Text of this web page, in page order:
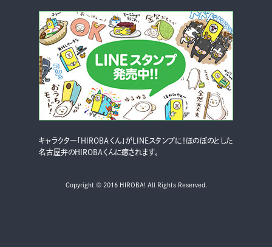
キャラクター「HIROBAくん」がLINEスタンプに！ほのぼのとした
名古屋弁のHIROBAくんに癒されます。
Copyright © 2016 HIROBA! All Rights Reserved.